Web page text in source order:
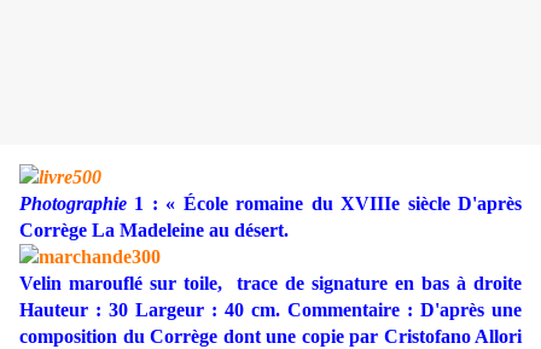
Photographie 1 : « École romaine du XVIIIe siècle D'après
Corrège La Madeleine au désert.
Velin marouflé sur toile, trace de signature en bas à droite
Hauteur : 30 Largeur : 40 cm. Commentaire : D'après une
composition du Corrège dont une copie par Cristofano Allori